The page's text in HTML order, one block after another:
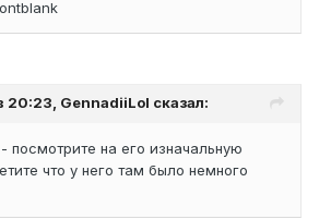
20:23, GennadiiLol сказал:
на его изначальную
что у него там было немного